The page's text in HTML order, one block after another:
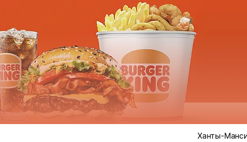
Ханты-